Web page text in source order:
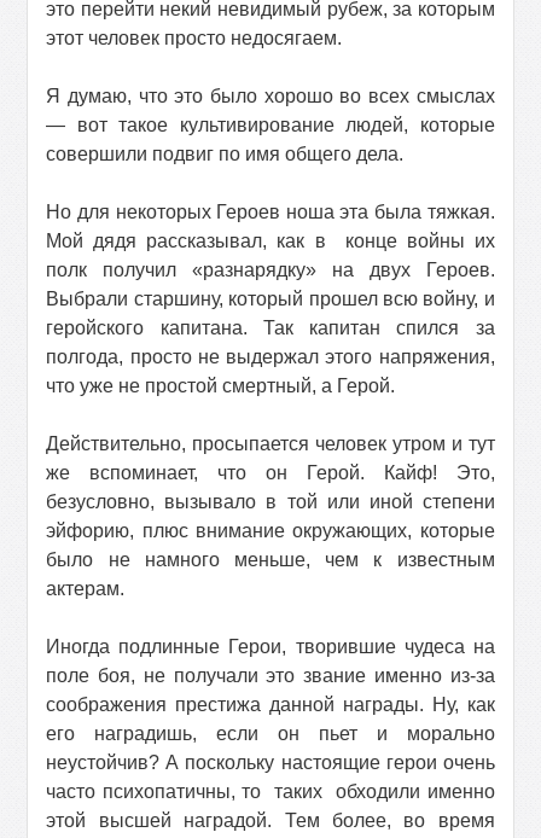
это перейти некий невидимый рубеж, за которым
этот человек просто недосягаем.
Я думаю, что это было хорошо во всех смыслах
— вот такое культивирование людей, которые
совершили подвиг по имя общего дела.
Но для некоторых Героев ноша эта была тяжкая.
Мой дядя рассказывал, как в
конце войны их
полк получил «разнарядку» на двух Героев.
Выбрали старшину, который прошел всю войну, и
геройского капитана. Так капитан спился за
полгода, просто не выдержал этого напряжения,
что уже не простой смертный, а Герой.
Действительно, просыпается человек утром и тут
же вспоминает, что он Герой. Кайф! Это,
безусловно, вызывало в той или иной степени
эйфорию, плюс внимание окружающих, которые
было не намного меньше, чем к известным
актерам.
Иногда подлинные Герои, творившие чудеса на
поле боя, не получали это звание именно из-за
соображения престижа данной награды. Ну, как
его наградишь, если он пьет и морально
неустойчив? А поскольку настоящие герои очень
часто психопатичны, то
таких
обходили именно
этой высшей наградой. Тем более, во время